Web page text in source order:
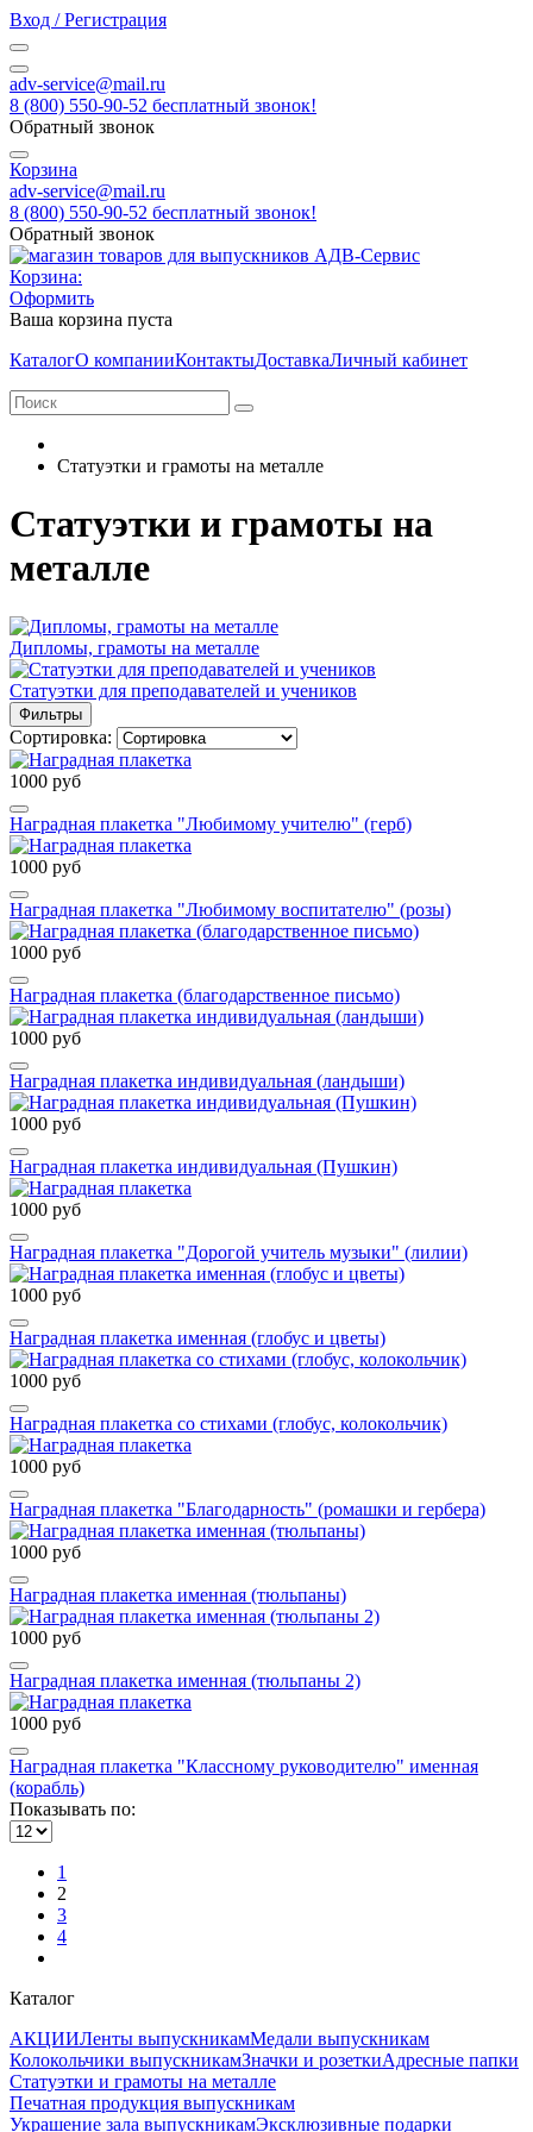
Вход / Регистрация
adv-service@mail.ru
8 (800) 550-90-52 бесплатный звонок!
Обратный звонок
Корзина
adv-service@mail.ru
8 (800) 550-90-52 бесплатный звонок!
Обратный звонок
Корзина:
Оформить
Ваша корзина пуста
КаталогО компанииКонтактыДоставкаЛичный кабинет
Статуэтки и грамоты на металле
Статуэтки и грамоты на
металле
Дипломы, грамоты на металле
Статуэтки для преподавателей и учеников
Фильтры
Сортировка:
1000 руб
Наградная плакетка "Любимому учителю" (герб)
1000 руб
Наградная плакетка "Любимому воспитателю" (розы)
1000 руб
Наградная плакетка (благодарственное письмо)
1000 руб
Наградная плакетка индивидуальная (ландыши)
1000 руб
Наградная плакетка индивидуальная (Пушкин)
1000 руб
Наградная плакетка "Дорогой учитель музыки" (лилии)
1000 руб
Наградная плакетка именная (глобус и цветы)
1000 руб
Наградная плакетка со стихами (глобус, колокольчик)
1000 руб
Наградная плакетка "Благодарность" (ромашки и гербера)
1000 руб
Наградная плакетка именная (тюльпаны)
1000 руб
Наградная плакетка именная (тюльпаны 2)
1000 руб
Наградная плакетка "Классному руководителю" именная
(корабль)
Показывать по:
1
2
3
4
Каталог
АКЦИИЛенты выпускникамМедали выпускникам
Колокольчики выпускникамЗначки и розеткиАдресные папки
Статуэтки и грамоты на металле
Печатная продукция выпускникам
Украшение зала выпускникамЭксклюзивные подарки